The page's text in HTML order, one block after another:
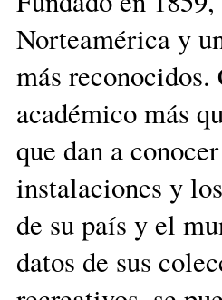
Norteamérica y
más
académico más
que dan a
instalaciones y
de su país y el
datos de sus